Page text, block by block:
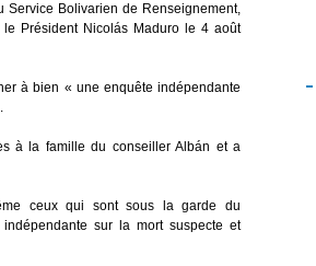
Bolivarien de Renseignement,
Président Nicolás Maduro le 4 août
à bien « une enquête indépendante
à la famille du conseiller Albán et a
ceux qui sont sous la garde du
sur la mort suspecte et